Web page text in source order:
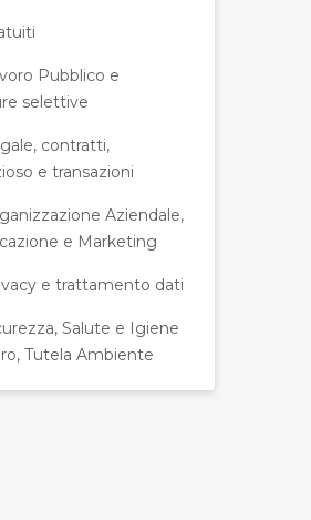
Pubblico e
selettive
contratti,
e transazioni
Aziendale,
e Marketing
e trattamento dati
Salute e Igiene
Tutela Ambiente